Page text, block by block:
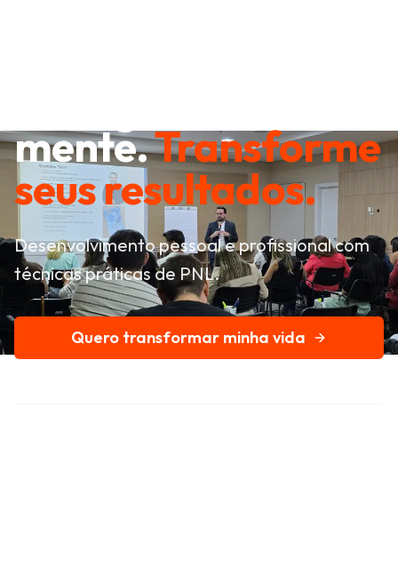
mente.Transforme
seus resultados.
Desenvolvimento pessoal e profissional com
técnicas práticas de PNL.
Quero transformar minha vida